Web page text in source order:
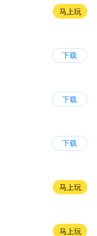
马上玩
下载
下载
下载
马上玩
马上玩